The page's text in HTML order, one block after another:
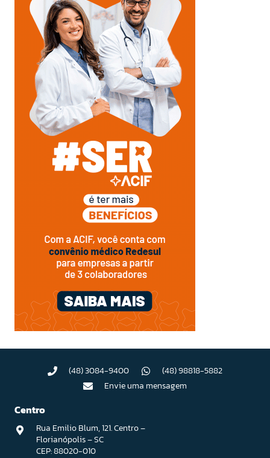
(48) 3084-9400
(48) 98818-5882
Envie uma mensagem
Centro
Rua Emilio Blum, 121. Centro –
Florianópolis – SC
CEP: 88020-010